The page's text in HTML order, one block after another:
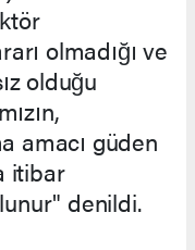
olmadığı ve
olduğu
amacı güden
itibar
denildi.